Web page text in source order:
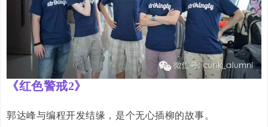
《红色警戒2》
郭达峰与编程开发结缘，是个无心插柳的故事。